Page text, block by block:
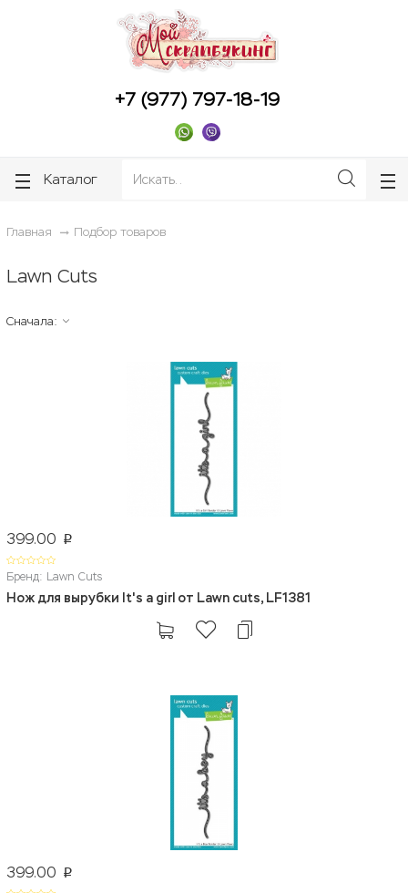
+7 (977) 797-18-19
Каталог
Главная Подбор товаров
Lawn Cuts
Сначала:
399.00 p
Бренд: Lawn Cuts
Нож для вырубки It's a girl от Lawn cuts, LF1381
399.00 p